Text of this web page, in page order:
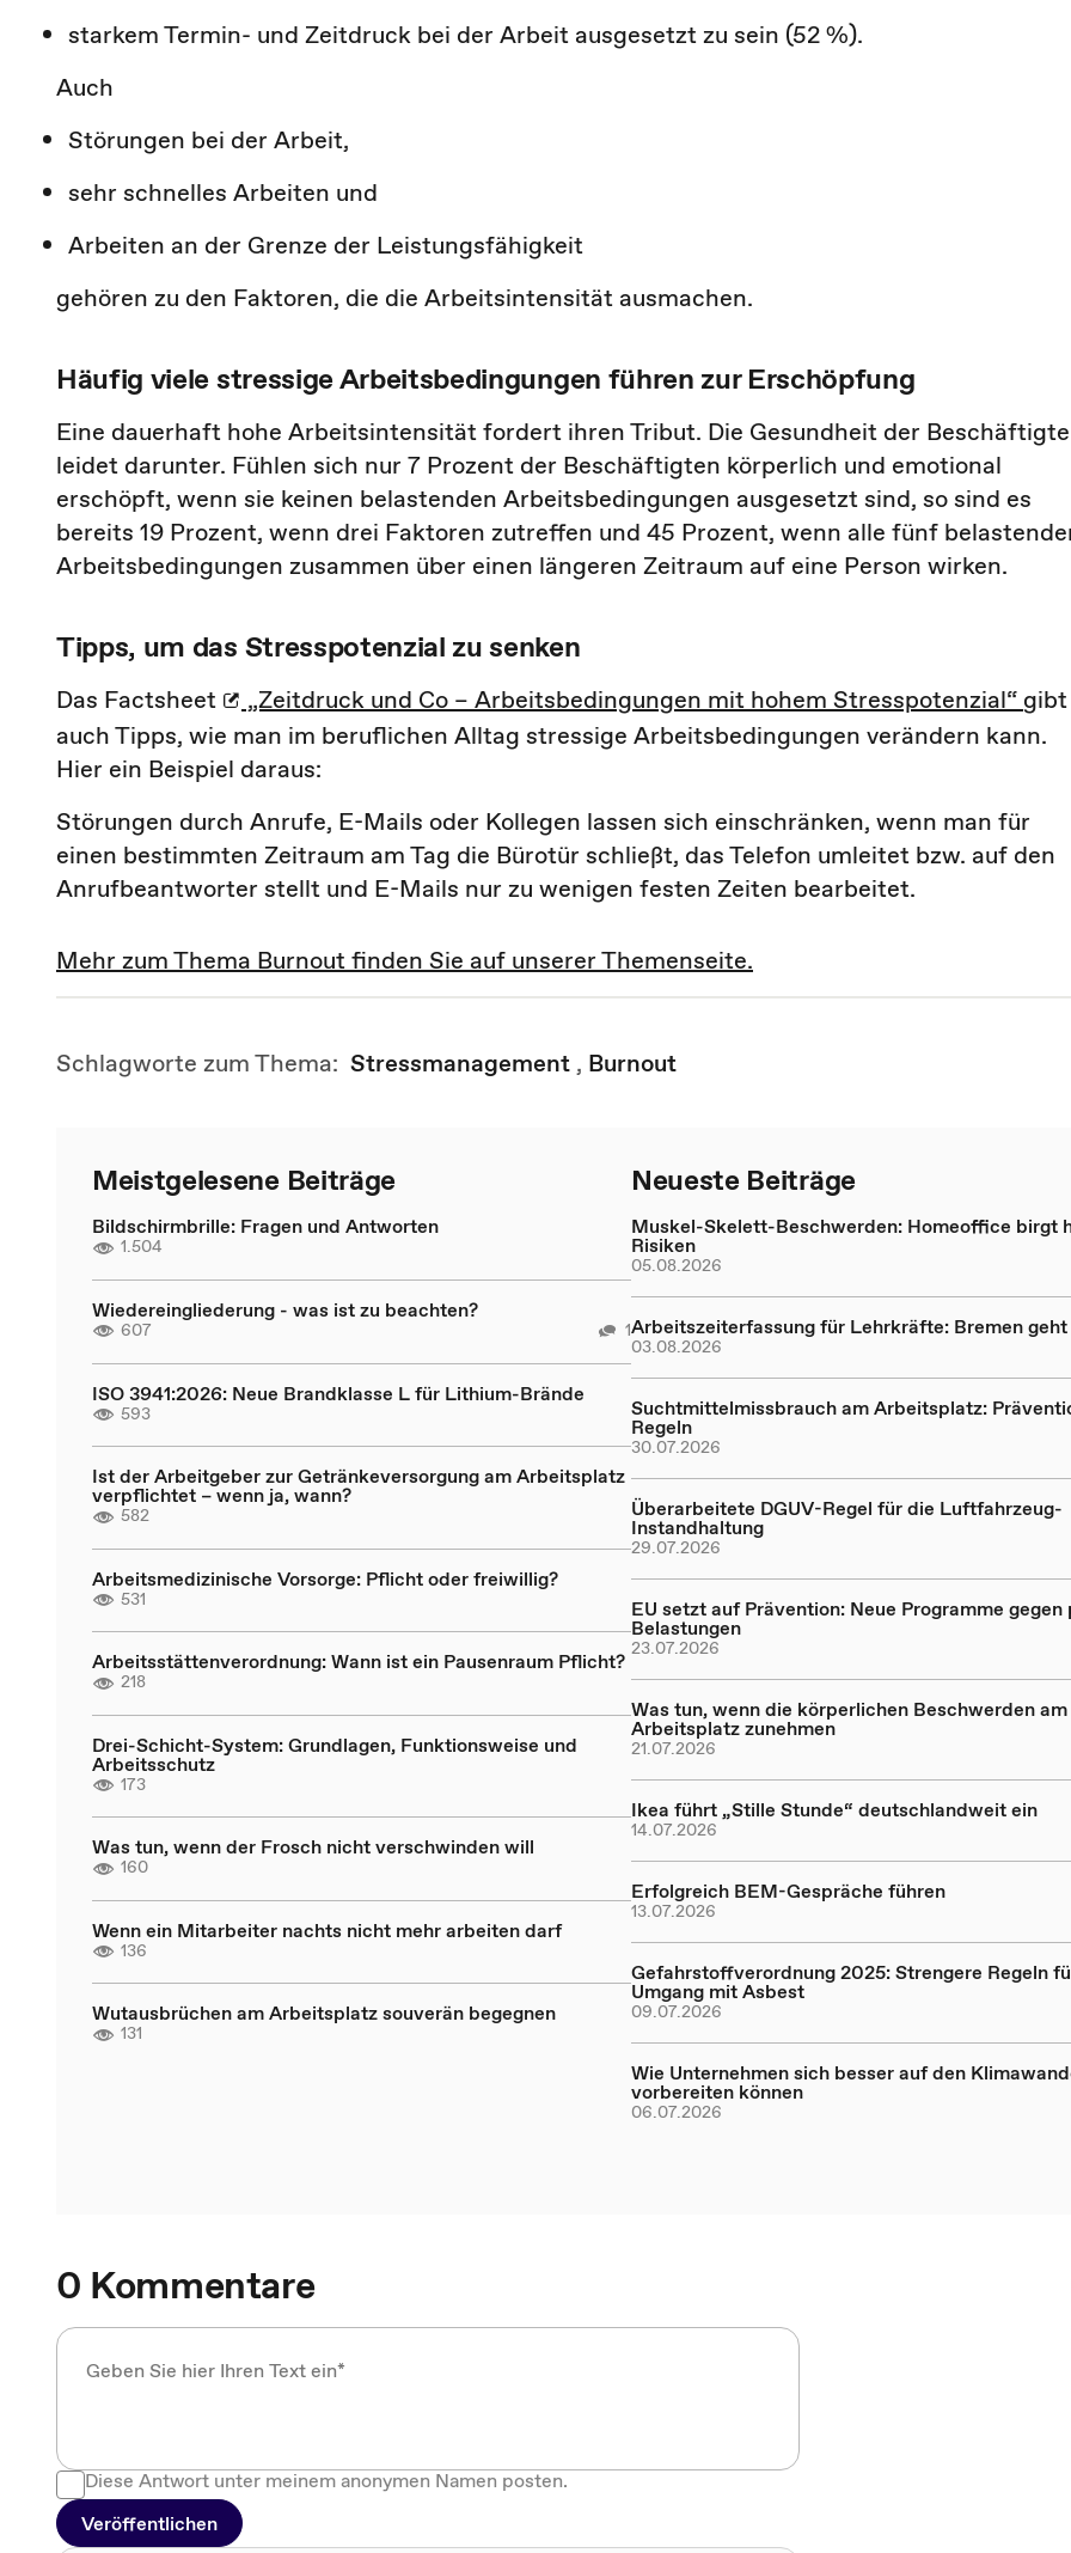
starkem Termin- und Zeitdruck bei der Arbeit ausgesetzt zu sein (52 %).
Auch
Störungen bei der Arbeit,
sehr schnelles Arbeiten und
Arbeiten an der Grenze der Leistungsfähigkeit
gehören zu den Faktoren, die die Arbeitsintensität ausmachen.
Häufig viele stressige Arbeitsbedingungen führen zur Erschöpfung
Eine dauerhaft hohe Arbeitsintensität fordert ihren Tribut. Die Gesundheit der
leidet darunter. Fühlen sich nur 7 Prozent der Beschäftigten körperlich und emotional
erschöpft, wenn sie keinen belastenden Arbeitsbedingungen ausgesetzt sind, so sind es
bereits 19 Prozent, wenn drei Faktoren zutreffen und 45 Prozent, wenn alle fünf
Arbeitsbedingungen zusammen über einen längeren Zeitraum auf eine Person wirken.
Tipps, um das Stresspotenzial zu senken
Das Factsheet „Zeitdruck und Co – Arbeitsbedingungen mit hohem Stresspotenzial“ gibt
auch Tipps, wie man im beruflichen Alltag stressige Arbeitsbedingungen verändern kann.
Hier ein Beispiel daraus:
Störungen durch Anrufe, E-Mails oder Kollegen lassen sich einschränken, wenn man für
einen bestimmten Zeitraum am Tag die Bürotür schließt, das Telefon umleitet bzw. auf den
Anrufbeantworter stellt und E-Mails nur zu wenigen festen Zeiten bearbeitet.
Mehr zum Thema Burnout finden Sie auf unserer Themenseite.
Schlagworte zum Thema: Stressmanagement , Burnout
Meistgelesene Beiträge
Bildschirmbrille: Fragen und Antworten
1.504
Wiedereingliederung - was ist zu beachten?
607 1
ISO 3941:2026: Neue Brandklasse L für Lithium-Brände
593
Ist der Arbeitgeber zur Getränkeversorgung am Arbeitsplatz
verpflichtet – wenn ja, wann?
582
Arbeitsmedizinische Vorsorge: Pflicht oder freiwillig?
531
Arbeitsstättenverordnung: Wann ist ein Pausenraum Pflicht?
218
Drei-Schicht-System: Grundlagen, Funktionsweise und
Arbeitsschutz
173
Was tun, wenn der Frosch nicht verschwinden will
160
Wenn ein Mitarbeiter nachts nicht mehr arbeiten darf
136
Wutausbrüchen am Arbeitsplatz souverän begegnen
131
Neueste Beiträge
Muskel-Skelett-Beschwerden: Homeoffice birgt
Risiken
05.08.2026
Arbeitszeiterfassung für Lehrkräfte: Bremen geht
03.08.2026
Suchtmittelmissbrauch am Arbeitsplatz:
Regeln
30.07.2026
Überarbeitete DGUV-Regel für die Luftfahrzeug-
Instandhaltung
29.07.2026
EU setzt auf Prävention: Neue Programme
Belastungen
23.07.2026
Was tun, wenn die körperlichen Beschwerden am
Arbeitsplatz zunehmen
21.07.2026
Ikea führt „Stille Stunde“ deutschlandweit ein
14.07.2026
Erfolgreich BEM-Gespräche führen
13.07.2026
Gefahrstoffverordnung 2025: Strengere Regeln
Umgang mit Asbest
09.07.2026
Wie Unternehmen sich besser auf den
vorbereiten können
06.07.2026
0 Kommentare
Diese Antwort unter meinem anonymen Namen posten.
Veröffentlichen